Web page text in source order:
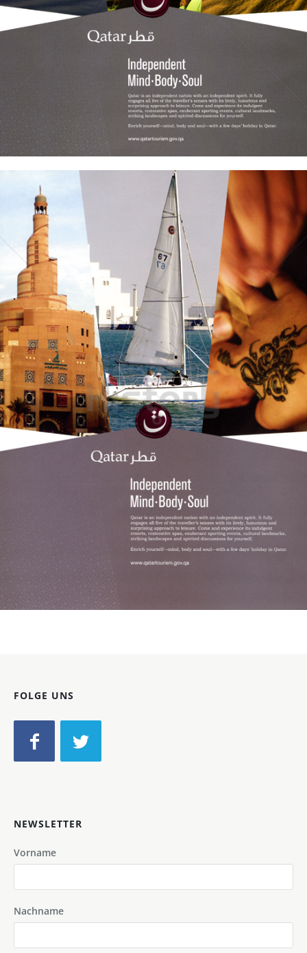
Qatar Tourism Qatar Tourism Authority 2010
FOLGE UNS
NEWSLETTER
Vorname
Nachname